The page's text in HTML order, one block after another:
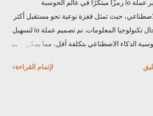
عملة io عملة io تعتبر عملة io رمزًا مبتكرًا في عالم الحوسبة
حيث تمثل قفزة نوعية نحو مستقبل أكثر
كفاءة وابتكارًا في مجال تكنولوجيا المعلومات. تم تصميم عملة io لتسهيل
الذكاء الاصطناعي بتكلفة أقل، مما يمكن
الذكاء الاصطناعي والتعلم الآلي. مشروع عملة io يوفر مشروع عملة io
لإتمام القراءة»